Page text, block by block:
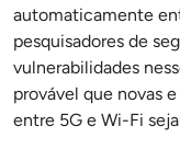
automaticamente
pesquisadores de
vulnerabilidades
provável que novas
entre 5G e Wi-Fi